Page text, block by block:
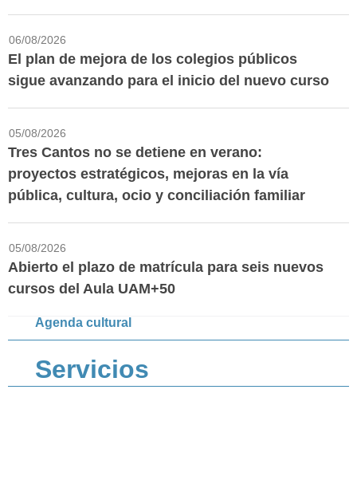
06/08/2026
El plan de mejora de los colegios públicos
sigue avanzando para el inicio del nuevo curso
05/08/2026
Tres Cantos no se detiene en verano:
proyectos estratégicos, mejoras en la vía
pública, cultura, ocio y conciliación familiar
05/08/2026
Abierto el plazo de matrícula para seis nuevos
cursos del Aula UAM+50
Agenda cultural
Servicios